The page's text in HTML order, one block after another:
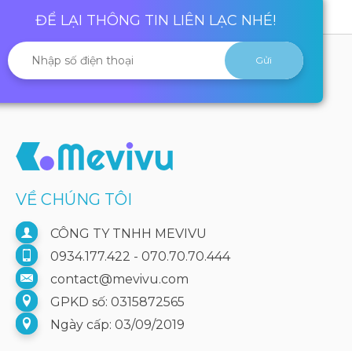
ĐỂ LẠI THÔNG TIN LIÊN LẠC NHÉ!
VỀ CHÚNG TÔI
CÔNG TY TNHH MEVIVU
0934.177.422 - 070.70.70.444
contact@mevivu.com
GPKD số: 0315872565
Ngày cấp: 03/09/2019